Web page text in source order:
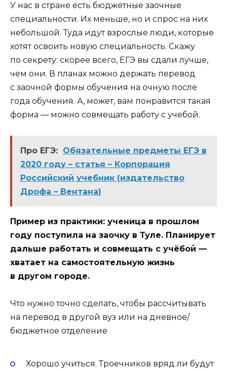
У нас в стране есть бюджетные заочные
специальности. Их меньше, но и спрос на них
небольшой. Туда идут взрослые люди, которые
хотят освоить новую специальность. Скажу
по секрету: скорее всего, ЕГЭ вы сдали лучше,
чем они. В планах можно держать перевод
с заочной формы обучения на очную после
года обучения. А, может, вам понравится такая
форма — можно совмещать работу с учебой.
Про ЕГЭ: Обязательные предметы ЕГЭ в
2020 году – статья – Корпорация
Российский учебник (издательство
Дрофа – Вентана)
Пример из практики: ученица в прошлом
году поступила на заочку в Туле. Планирует
дальше работать и совмещать с учёбой —
хватает на самостоятельную жизнь
в другом городе.
Что нужно точно сделать, чтобы рассчитывать
на перевод в другой вуз или на дневное/
бюджетное отделение
Хорошо учиться. Троечников вряд ли будут